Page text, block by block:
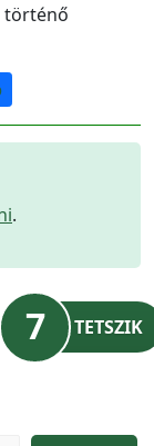
történő
.
7 TETSZIK